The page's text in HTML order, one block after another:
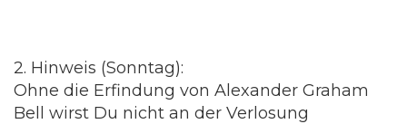
2. Hinweis (Sonntag):
Ohne die Erfindung von Alexander Graham
Bell wirst Du nicht an der Verlosung